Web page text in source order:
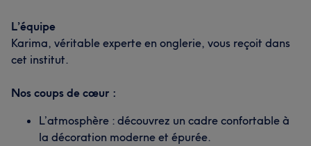
L’équipe
Karima, véritable experte en onglerie, vous reçoit dans
cet institut.
Nos coups de cœur :
L’atmosphère : découvrez un cadre confortable à
la décoration moderne et épurée.